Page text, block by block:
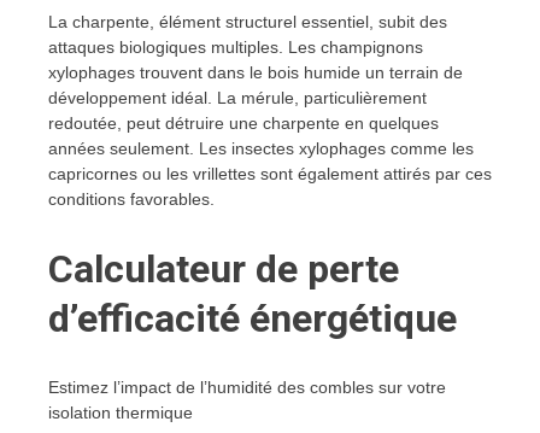
La charpente, élément structurel essentiel, subit des
attaques biologiques multiples. Les champignons
xylophages trouvent dans le bois humide un terrain de
développement idéal. La mérule, particulièrement
redoutée, peut détruire une charpente en quelques
années seulement. Les insectes xylophages comme les
capricornes ou les vrillettes sont également attirés par ces
conditions favorables.
Calculateur de perte
d’efficacité énergétique
Estimez l’impact de l’humidité des combles sur votre
isolation thermique